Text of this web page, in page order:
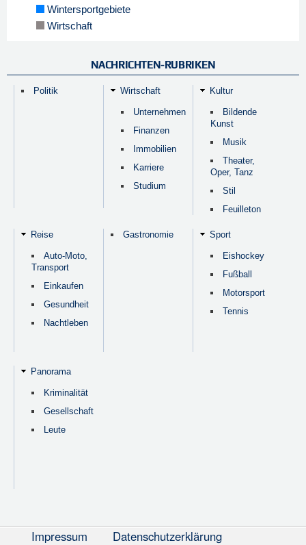
Wintersportgebiete
Wirtschaft
NACHRICHTEN-RUBRIKEN
Politik Wirtschaft
Unternehmen
Finanzen
Immobilien
Karriere
Studium
Kultur
Bildende
Kunst
Musik
Theater,
Oper, Tanz
Stil
Feuilleton
Reise
Auto-Moto,
Transport
Einkaufen
Gesundheit
Nachtleben
Gastronomie Sport
Eishockey
Fußball
Motorsport
Tennis
Panorama
Kriminalität
Gesellschaft
Leute
Impressum Datenschutzerklärung